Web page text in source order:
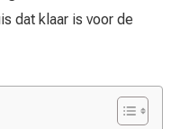
dat klaar is voor de